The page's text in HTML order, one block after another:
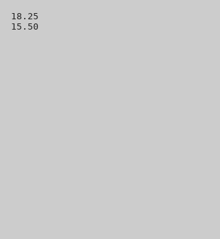
18.25
15.50